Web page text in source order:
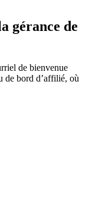
gérance de
de bienvenue
de bord d’affilié, où